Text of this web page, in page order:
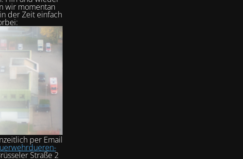
wir momentan
der Zeit einfach
per Email
Straße 2